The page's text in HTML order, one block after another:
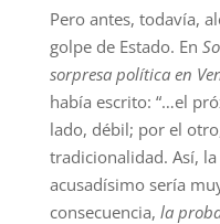
Pero antes, todavía,
golpe de Estado. En
sorpresa política en
había escrito: “…el
lado, débil; por el
tradicionalidad. Así,
acusadísimo sería
consecuencia, la